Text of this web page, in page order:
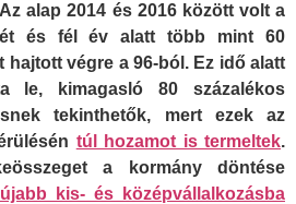
alap 2014 és 2016 között volt a
és fél év alatt több mint 60
hajtott végre a 96-ból. Ez idő alatt
le, kimagasló 80 százalékos
tekinthetők, mert ezek az
túl hozamot is termeltek.
a kormány döntése
kis- és középvállalkozásba